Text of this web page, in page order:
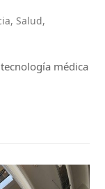
, Salud,
médica